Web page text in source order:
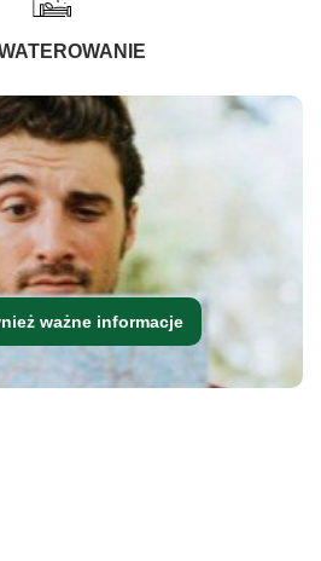
ważne informacje